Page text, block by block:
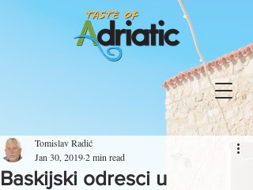
Baskijski odresci u
Tomislav Radić
Jan 30, 20192 min read